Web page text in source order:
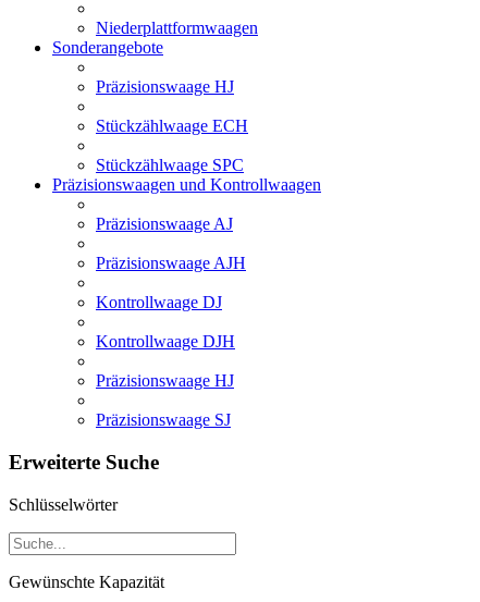
Niederplattformwaagen
Sonderangebote
Präzisionswaage HJ
Stückzählwaage ECH
Stückzählwaage SPC
Präzisionswaagen und Kontrollwaagen
Präzisionswaage AJ
Präzisionswaage AJH
Kontrollwaage DJ
Kontrollwaage DJH
Präzisionswaage HJ
Präzisionswaage SJ
Erweiterte Suche
Schlüsselwörter
Gewünschte Kapazität